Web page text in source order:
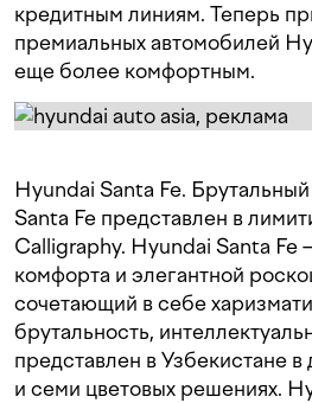
кредитным линиям. Теперь
премиальных автомобилей
еще более комфортным.
Hyundai Santa Fe.
Santa Fe представлен в
Calligraphy. Hyundai Santa
комфорта и элегантной
сочетающий в себе
брутальность,
представлен в Узбекистане в
и семи цветовых решениях.